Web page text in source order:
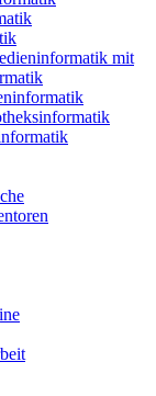
mit